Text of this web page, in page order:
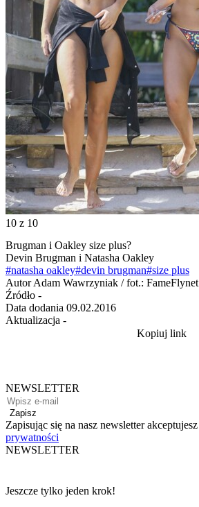
10 z 10
Brugman i Oakley size plus?
Devin Brugman i Natasha Oakley
#natasha oakley#devin brugman#size plus
Autor Adam Wawrzyniak / fot.: FameFlynet
Źródło -
Data dodania 09.02.2016
Aktualizacja -
Kopiuj link
NEWSLETTER
Zapisz
Zapisując się na nasz newsletter akceptujesz
prywatności
NEWSLETTER
Jeszcze tylko jeden krok!